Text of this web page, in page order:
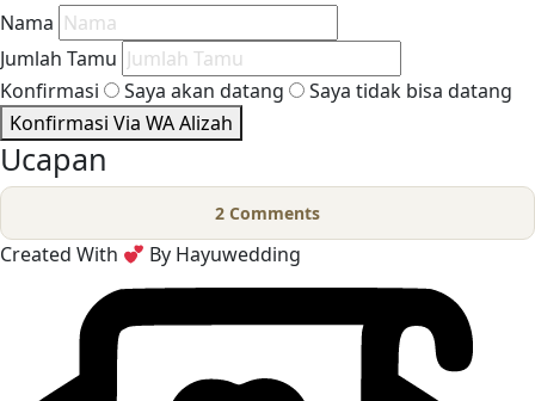
Nama
Jumlah Tamu
Konfirmasi
Saya akan datang
Saya tidak bisa datang
Konfirmasi Via WA Alizah
Ucapan
2 Comments
Created With By Hayuwedding